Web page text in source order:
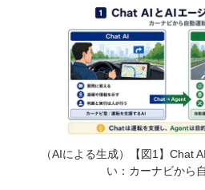
（AIによる生成）【図1】Chat
い：カーナビから